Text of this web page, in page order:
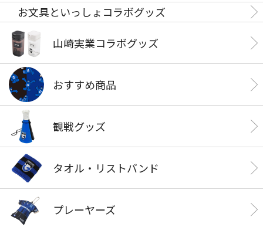
お文具といっしょコラボグッズ
山崎実業コラボグッズ
おすすめ商品
観戦グッズ
タオル・リストバンド
プレーヤーズ